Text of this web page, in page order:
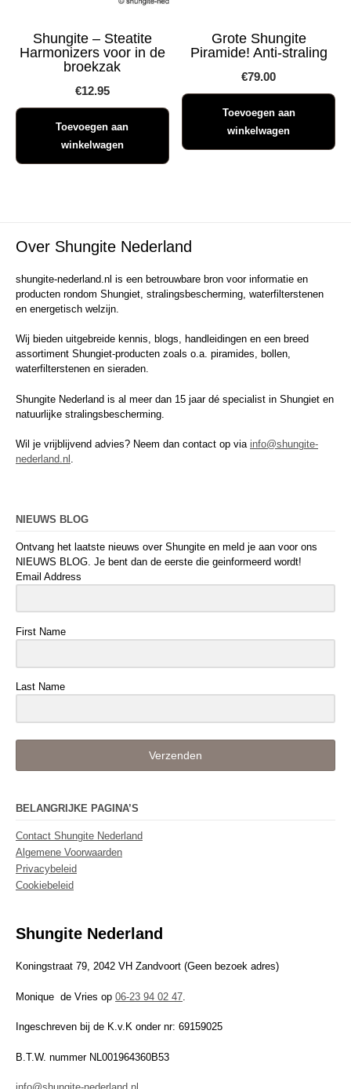
Shungite – Steatite
Harmonizers voor in de
broekzak
€12.95
Toevoegen aan
winkelwagen
Grote Shungite
Piramide! Anti-straling
€79.00
Toevoegen aan
winkelwagen
Over Shungite Nederland
shungite-nederland.nl is een betrouwbare bron voor informatie en
producten rondom Shungiet, stralingsbescherming, waterfilterstenen
en energetisch welzijn.
Wij bieden uitgebreide kennis, blogs, handleidingen en een breed
assortiment Shungiet-producten zoals o.a. piramides, bollen,
waterfilterstenen en sieraden.
Shungite Nederland is al meer dan 15 jaar dé specialist in Shungiet en
natuurlijke stralingsbescherming.
Wil je vrijblijvend advies? Neem dan contact op via info@shungite-
nederland.nl .
NIEUWS BLOG
Ontvang het laatste nieuws over Shungite en meld je aan voor ons
NIEUWS BLOG. Je bent dan de eerste die geinformeerd wordt!
Email Address
First Name
Last Name
Verzenden
BELANGRIJKE PAGINA’S
Contact Shungite Nederland
Algemene Voorwaarden
Privacybeleid
Cookiebeleid
Shungite Nederland
Koningstraat 79, 2042 VH Zandvoort (Geen bezoek adres)
Monique de Vries op 06-23 94 02 47
Ingeschreven bij de K.v.K onder nr: 69159025
B.T.W. nummer NL001964360B53